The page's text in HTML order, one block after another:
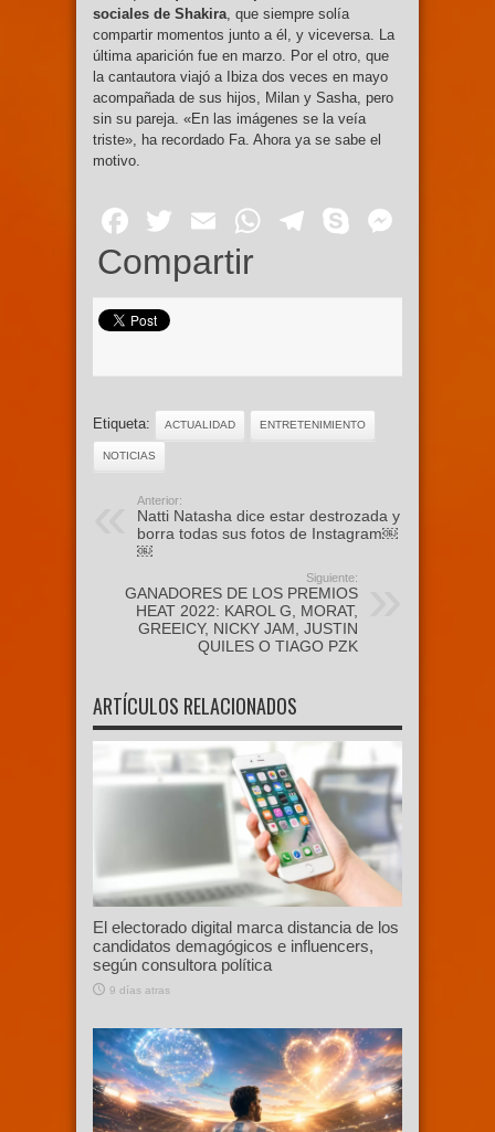
sociales de Shakira , que siempre solía
compartir momentos junto a él, y viceversa. La
última aparición fue en marzo. Por el otro, que
la cantautora viajó a Ibiza dos veces en mayo
acompañada de sus hijos, Milan y Sasha, pero
sin su pareja. «En las imágenes se la veía
triste», ha recordado Fa. Ahora ya se sabe el
motivo.
Facebook
Twitter
EmailWhatsApp
Telegram
Skype
Compartir
Etiqueta: ACTUALIDAD ENTRETENIMIENTO
NOTICIAS
Anterior:
Natti Natasha dice estar destrozada y
borra todas sus fotos de Instagram￼
￼
Siguiente:
GANADORES DE LOS PREMIOS
HEAT 2022: KAROL G, MORAT,
GREEICY, NICKY JAM, JUSTIN
QUILES O TIAGO PZK
ARTÍCULOS RELACIONADOS
El electorado digital marca distancia de los
candidatos demagógicos e influencers,
según consultora política
9 días atras